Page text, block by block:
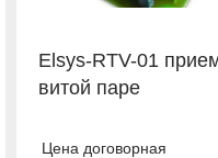
Elsys-RTV-01
витой паре
Цена договорная